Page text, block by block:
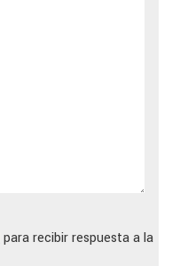
para recibir respuesta a la